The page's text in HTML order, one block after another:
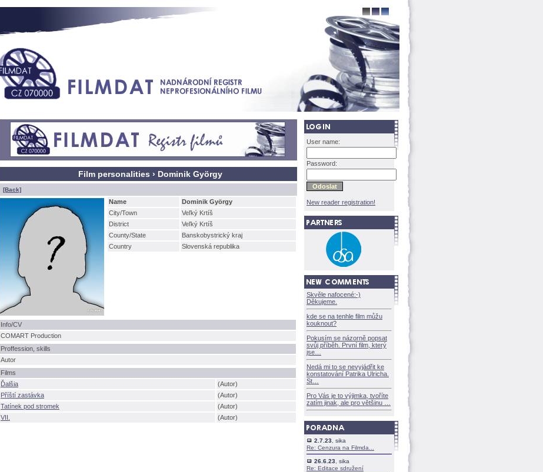
Film personalities › Dominik György
[Back]
Name
Dominik György
City/Town
Veľký Krtí
District
Veľký Krtí
County/State
Banskobystrický kraj
Country
Slovenská republika
Info/CV
COMART Production
Proffession, skills
Autor
Films
Ďalšia
(Autor)
Příští zastávka
(Autor)
Tatínek pod stromek
(Autor)
VII.
(Autor)
User name:
Password:
New reader registration!
Skvěle nafocené:-)
Děkujeme.
kde se na tenhle film můžu
kouknout?
Pokusím se názorně popsat
svůj příběh. První film, který
jse
Nedá mi to se nevyjádřit ke
konstatování Patrika Ulricha.
St
Pro Vás je to výjimka, tvoříte
zatím jinak, ale pro většinu
2.7.23 , sika
Re: Cenzura na Filmda...
26.6.23 , sika
Re: Editace sdružení